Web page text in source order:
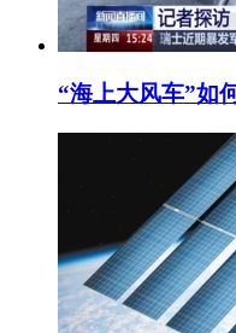
“海上大风车”如